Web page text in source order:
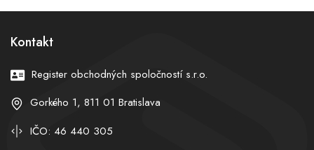
Kontakt
Register obchodných spoločností s.r.o.
Gorkého 1, 811 01 Bratislava
IČO: 46 440 305